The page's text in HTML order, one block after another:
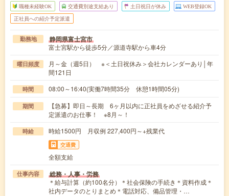
職種未経験OK 交通費別途支給あり 土日祝日が休み WEB登録OK
正社員への紹介予定派遣
勤務地 静岡県富士宮市
富士宮駅から徒歩5分／源道寺駅から車4分
曜日頻度
月～金（週5日） ※＜土日祝休み＞会社カレンダーあり│年
間121日
時間 08:00～16:40(実働7時間35分 休憩1時間05分)
期間
【急募】即日～長期 6ヶ月以内に正社員をめざせる紹介予
定派遣のお仕事！ ※8月～！
時給 時給1500円 月収例 227,400円～+残業代
交通費
全額支給
仕事内容 総務・人事・労務
＊給与計算（約100名分）＊社会保険の手続き＊資料作成＊
社内データのとりまとめ＊電話対応、備品管理・…